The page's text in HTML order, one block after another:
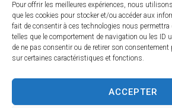
Pour offrir les meilleures expériences, nous
que les cookies pour stocker et/ou accéder aux
fait de consentir à ces technologies nous permettra
telles que le comportement de navigation ou les ID
de ne pas consentir ou de retirer son
sur certaines caractéristiques et fonctions.
ACCEPTER
Accessibilité